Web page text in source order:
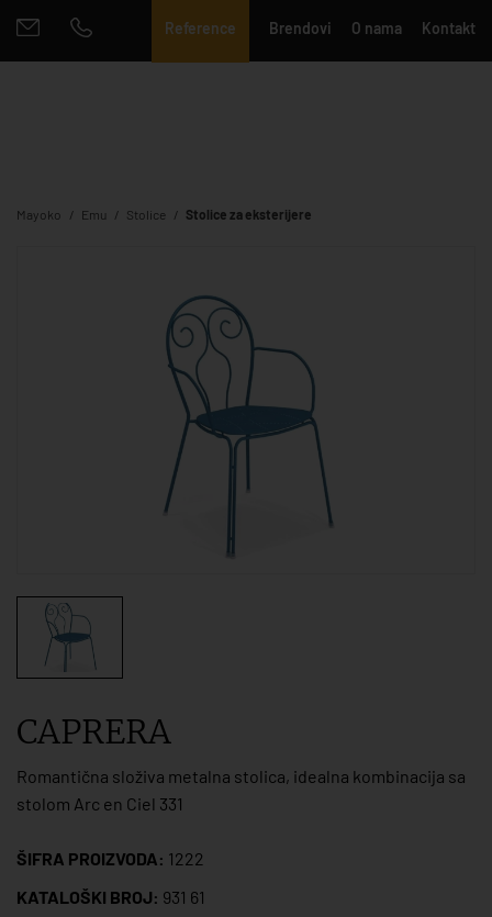
Reference Brendovi O nama Kontakt
Mayoko Emu Stolice Stolice za eksterijere
CAPRERA
Romantična složiva metalna stolica, idealna kombinacija sa
stolom Arc en Ciel 331
ŠIFRA PROIZVODA: 1222
KATALOŠKI BROJ: 931 61